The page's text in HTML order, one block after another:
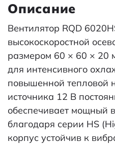
Описание
Вентилятор RQD
высокоскоростной
размером 60 × 60 × 20
для интенсивного
повышенной тепловой
источника 12 В
обеспечивает мощный
благодаря серии HS
корпус устойчив к